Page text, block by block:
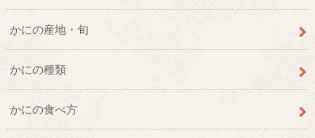
かにの産地・旬
かにの種類
かにの食べ方